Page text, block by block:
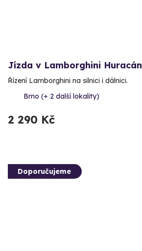
Jízda v Lamborghini Huracán
Řízení Lamborghini na silnici i dálnici.
Brno (+ 2 další lokality)
2 290 Kč
Doporučujeme